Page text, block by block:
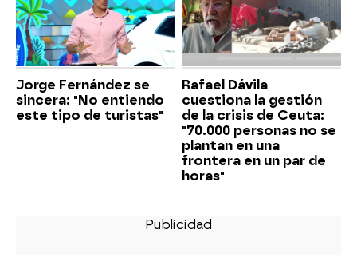
Jorge Fernández se
sincera: "No entiendo
este tipo de turistas"
Rafael Dávila
cuestiona la gestión
de la crisis de Ceuta:
"70.000 personas no se
plantan en una
frontera en un par de
horas"